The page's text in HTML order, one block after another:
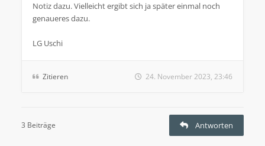
Notiz dazu. Vielleicht ergibt sich ja später einmal noch
genaueres dazu.
LG Uschi
Zitieren 24. November 2023, 23:46
3 Beiträge Antworten